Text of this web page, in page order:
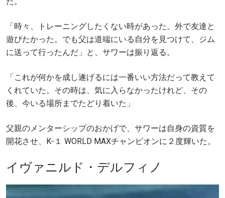
「時々、トレーニングしたくない時があった。外で友達と
遊びたかった。でも父は道端にいる自分を見つけて、ジム
に送って行ったんだ」と、サワーは振り返る。
「これが何かを成し遂げるには一番いい方法だって教えて
くれていた。その時は、気に入らなかったけれど、その
後、今いる場所までたどり着いた」
父親のメンターシップのおかげで、サワーは自身の資質を
開花させ、K-１ WORLD MAXチャンピオンに２度輝いた。
イヴァニルド・デルフィノ
対戦相手
大会
ハイライトを見る
最新情報をゲット
ュース、特別オファー、ライブイベントの最高の
席をゲットするため今すぐ登録を！
Eメール
名前（ローマ字で記入）
購読